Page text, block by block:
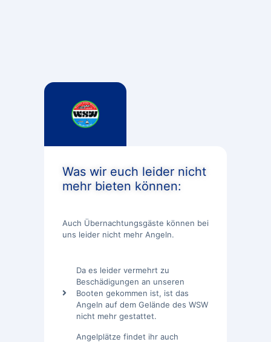
Was wir euch leider nicht
mehr bieten können:
Auch Übernachtungsgäste können bei
uns leider nicht mehr Angeln.
Da es leider vermehrt zu
Beschädigungen an unseren
Booten gekommen ist, ist das
Angeln auf dem Gelände des WSW
nicht mehr gestattet.
Angelplätze findet ihr auch